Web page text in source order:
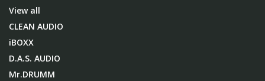
View all
CLEAN AUDIO
iBOXX
D.A.S. AUDIO
Mr.DRUMM